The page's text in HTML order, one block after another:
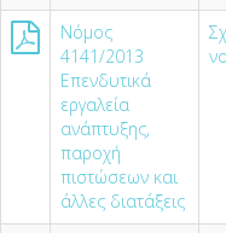
Νόμος
4141/2013
Επενδυτικά
εργαλεία
ανάπτυξης,
παροχή
πιστώσεων και
άλλες διατάξεις